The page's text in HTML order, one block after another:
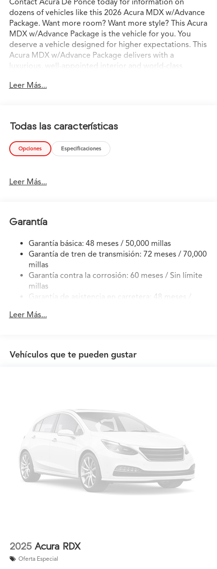
dozens of vehicles like this 2026 Acura MDX w/Advance
Package. Want more room? Want more style? This Acura
MDX w/Advance Package is the vehicle for you. You
deserve a vehicle designed for higher expectations. This
Acura MDX w/Advance Package delivers with a
luxurious, well-appointed interior and world-class
power to all four wheels. With AWD, you'll have the
Leer Más...
Todas las características
Opciones Especificaciones
Leer Más...
Garantía
Garantía básica: 48 meses / 50,000 millas
Garantía de tren de transmisión: 72 meses / 70,000
millas
Garantía contra la corrosión: 60 meses / Sin límite
millas
Garantía de asistencia en carretera: 48 meses /
Garantía de mantenimiento: 12 meses / 12,000
Leer Más...
Vehículos que te pueden gustar
2025 Acura RDX
Oferta Especial